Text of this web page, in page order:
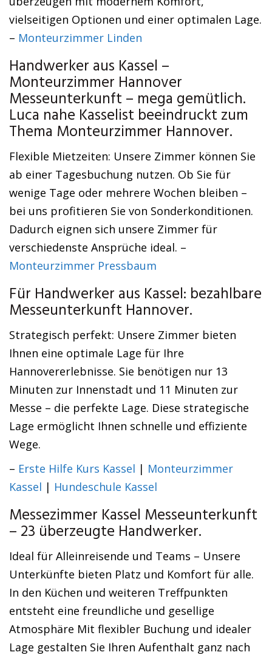
vielseitigen Optionen und einer optimalen Lage.
– Monteurzimmer Linden
Handwerker aus Kassel –
Monteurzimmer Hannover
Messeunterkunft – mega gemütlich.
Luca nahe Kasselist beeindruckt zum
Thema Monteurzimmer Hannover.
Flexible Mietzeiten: Unsere Zimmer können Sie
ab einer Tagesbuchung nutzen. Ob Sie für
wenige Tage oder mehrere Wochen bleiben –
bei uns profitieren Sie von Sonderkonditionen.
Dadurch eignen sich unsere Zimmer für
verschiedenste Ansprüche ideal. –
Monteurzimmer Pressbaum
Für Handwerker aus Kassel: bezahlbare
Messeunterkunft Hannover.
Strategisch perfekt: Unsere Zimmer bieten
Ihnen eine optimale Lage für Ihre
Hannovererlebnisse. Sie benötigen nur 13
Minuten zur Innenstadt und 11 Minuten zur
Messe – die perfekte Lage. Diese strategische
Lage ermöglicht Ihnen schnelle und effiziente
Wege.
– Erste Hilfe Kurs Kassel | Monteurzimmer
Kassel | Hundeschule Kassel
Messezimmer Kassel Messeunterkunft
– 23 überzeugte Handwerker.
Ideal für Alleinreisende und Teams – Unsere
Unterkünfte bieten Platz und Komfort für alle.
In den Küchen und weiteren Treffpunkten
entsteht eine freundliche und gesellige
Atmosphäre Mit flexibler Buchung und idealer
Lage gestalten Sie Ihren Aufenthalt ganz nach